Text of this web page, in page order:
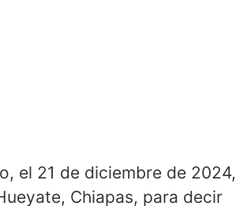
el 21 de diciembre de 2024,
Chiapas, para decir